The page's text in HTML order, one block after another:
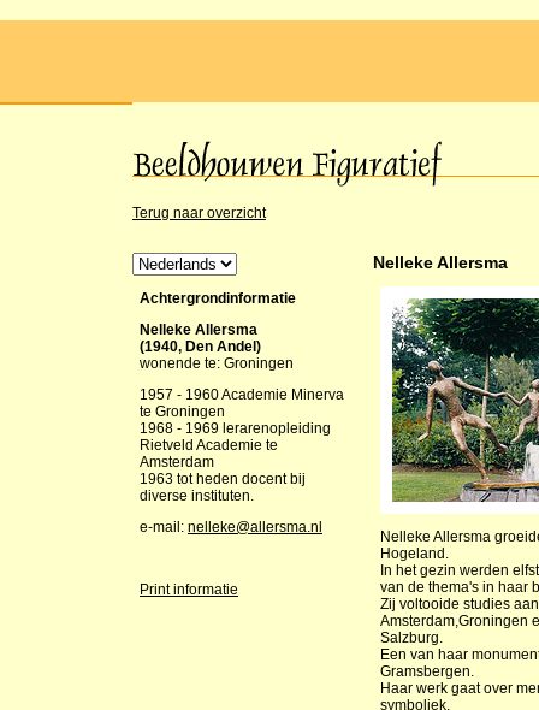
Terug naar overzicht
Achtergrondinformatie
Nelleke Allersma
(1940, Den Andel)
wonende te: Groningen
1957 - 1960 Academie Minerva
te Groningen
1968 - 1969 lerarenopleiding
Rietveld Academie te
Amsterdam
1963 tot heden docent bij
diverse instituten.
e-mail: nelleke@allersma.nl
Print informatie
Nelleke Allersma
Nelleke Allersma
Hogeland.
In het gezin werden
van de thema's in haar
Zij voltooide studies
Amsterdam,Groningen
Salzburg.
Een van haar
Gramsbergen.
Haar werk gaat over
symboliek.